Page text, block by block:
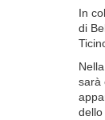
In
di
sarà
dello